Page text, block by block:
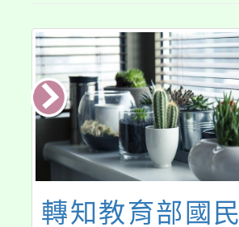
【七年級】6/11